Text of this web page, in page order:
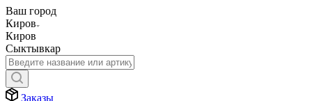
Ваш город
Киров
Киров
Сыктывкар
Заказы